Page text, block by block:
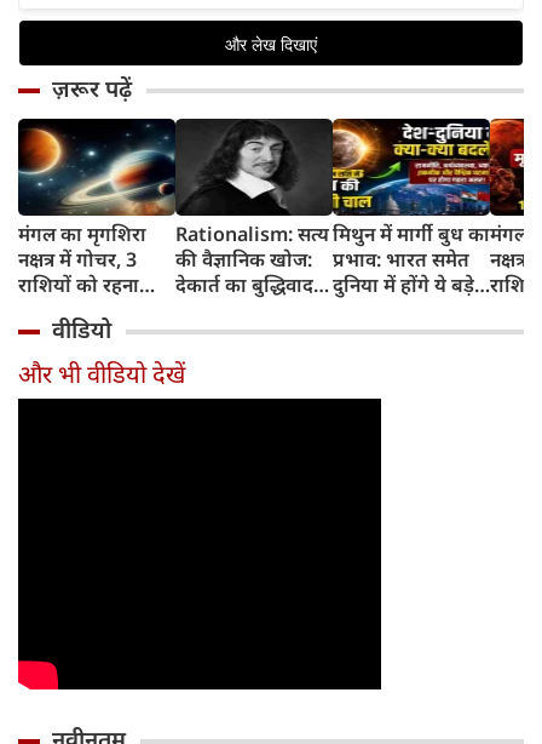
ज़रूर पढ़ें
मंगल का मृगशिरा
नक्षत्र में गोचर, 3
राशियों को रहना
सावधान
Rationalism: सत्य
की वैज्ञानिक खोज:
देकार्त का बुद्धिवाद
का जन्म
मिथुन में मार्गी बुध का
प्रभाव: भारत समेत
दुनिया में होंगे ये बड़े
मंगल
नक्षत्र
किसे
वीडियो
और भी वीडियो देखें